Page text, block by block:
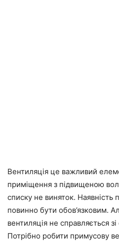
Вентиляція це важливий
приміщення з підвищеною
списку не виняток. Наявність
повинно бути обов’язковим.
вентиляція не справляється
Потрібно робити примусову